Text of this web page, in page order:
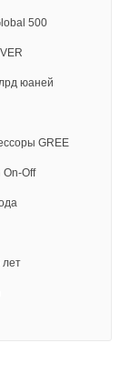
500
юаней
GREE
On-Off